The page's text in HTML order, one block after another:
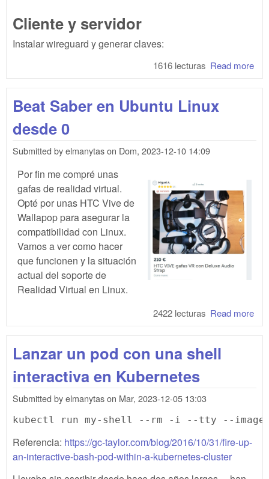
Cliente y servidor
Instalar wireguard y generar claves:
Read more
1616 lecturas
Beat Saber en Ubuntu Linux
desde 0
Submitted byelmanytason Dom, 2023-12-10 14:09
Por fin me compré unas
gafas de realidad virtual.
Opté por unas HTC Vive de
Wallapop para asegurar la
compatibilidad con Linux.
Vamos a ver como hacer
que funcionen y la situación
actual del soporte de
Realidad Virtual en Linux.
Read more
2422 lecturas
Lanzar un pod con una shell
interactiva en Kubernetes
Submitted byelmanytason Mar, 2023-12-05 13:03
Referencia: https://gc-taylor.com/blog/2016/10/31/fire-up-
an-interactive-bash-pod-within-a-kubernetes-cluster